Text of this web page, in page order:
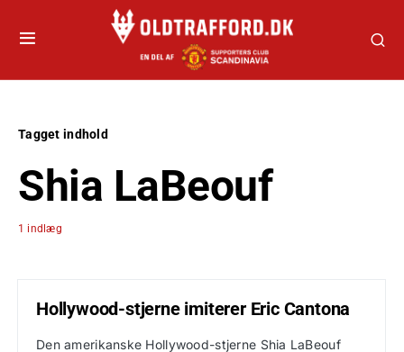
Tagget indhold
Shia LaBeouf
1 indlæg
Hollywood-stjerne imiterer Eric Cantona
Den amerikanske Hollywood-stjerne Shia LaBeouf